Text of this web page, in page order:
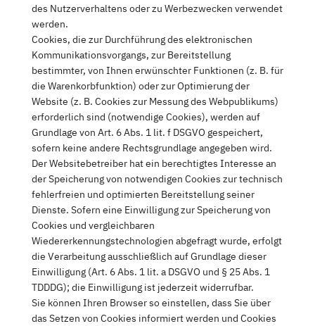
des Nutzerverhaltens oder zu Werbezwecken verwendet
werden.
Cookies, die zur Durchführung des elektronischen
Kommunikationsvorgangs, zur Bereitstellung
bestimmter, von Ihnen erwünschter Funktionen (z. B. für
die Warenkorbfunktion) oder zur Optimierung der
Website (z. B. Cookies zur Messung des Webpublikums)
erforderlich sind (notwendige Cookies), werden auf
Grundlage von Art. 6 Abs. 1 lit. f DSGVO gespeichert,
sofern keine andere Rechtsgrundlage angegeben wird.
Der Websitebetreiber hat ein berechtigtes Interesse an
der Speicherung von notwendigen Cookies zur technisch
fehlerfreien und optimierten Bereitstellung seiner
Dienste. Sofern eine Einwilligung zur Speicherung von
Cookies und vergleichbaren
Wiedererkennungstechnologien abgefragt wurde, erfolgt
die Verarbeitung ausschließlich auf Grundlage dieser
Einwilligung (Art. 6 Abs. 1 lit. a DSGVO und § 25 Abs. 1
TDDDG); die Einwilligung ist jederzeit widerrufbar.
Sie können Ihren Browser so einstellen, dass Sie über
das Setzen von Cookies informiert werden und Cookies